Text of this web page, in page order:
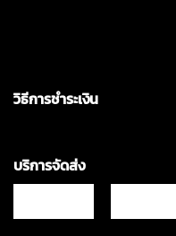
วิธีการชำระเงิน
บริการจัดส่ง